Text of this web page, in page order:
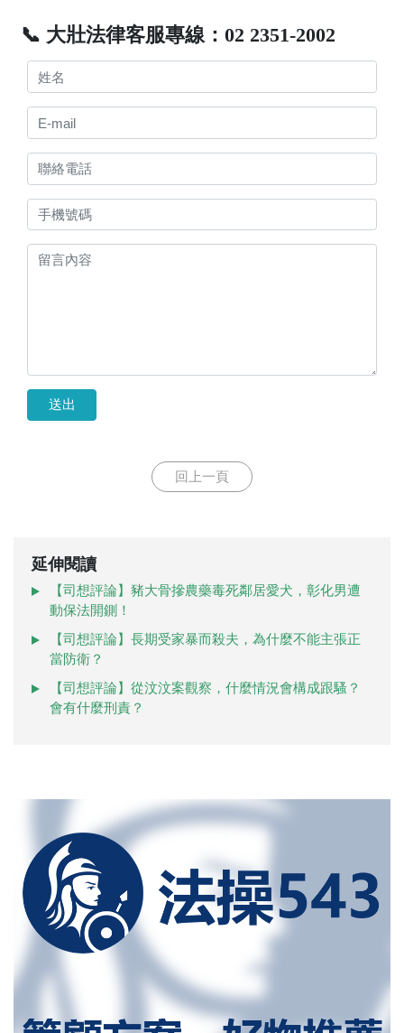
📞 大壯法律客服專線：02 2351-2002
送出
回上一頁
延伸閱讀
【司想評論】豬大骨摻農藥毒死鄰居愛犬，彰化男遭
動保法開鍘！
【司想評論】長期受家暴而殺夫，為什麼不能主張正
當防衛？
【司想評論】從汶汶案觀察，什麼情況會構成跟騷？
會有什麼刑責？